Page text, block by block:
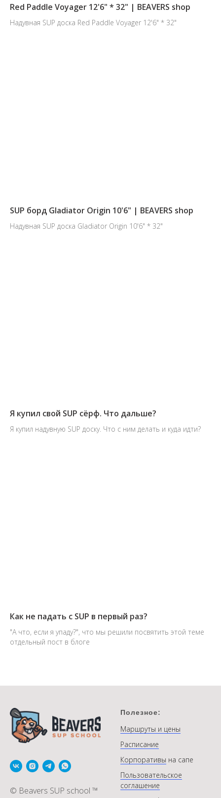
Red Paddle Voyager 12'6" * 32" | BEAVERS shop
Надувная SUP доска Red Paddle Voyager 12'6" * 32"
SUP борд Gladiator Origin 10'6"​ | BEAVERS shop
Надувная SUP доска Gladiator Origin 10'6" * 32"​
Я купил свой SUP сёрф. Что дальше?
Я купил надувную SUP доску. Что с ним делать и куда идти?
Как не падать с SUP в первый раз?
"А что, если я упаду?", что мы решили посвятить этой теме
отдельный пост в блоге
© Beavers SUP school ™
Полезное:
Маршруты и цены
Расписание
Корпоративы на сапе
Пользовательское
соглашение